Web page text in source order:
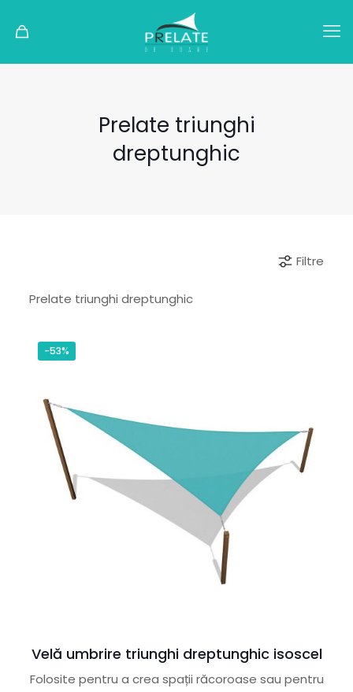
Prelate triunghi
dreptunghic
Filtre
Prelate triunghi dreptunghic
-53%
Velă umbrire triunghi dreptunghic isoscel
Folosite pentru a crea spații răcoroase sau pentru